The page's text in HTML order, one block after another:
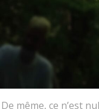
De même, ce n’est